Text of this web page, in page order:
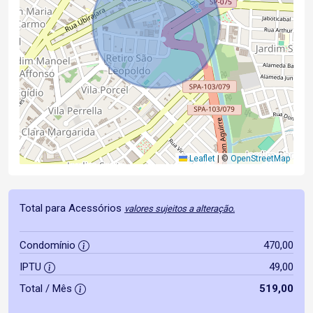
Leaflet | © OpenStreetMap
Total para Acessórios valores sujeitos a alteração.
Condomínio
470,00
IPTU
49,00
Total / Mês
519,00